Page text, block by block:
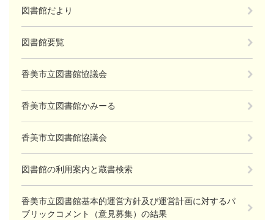
図書館だより
図書館要覧
香美市立図書館協議会
香美市立図書館かみーる
香美市立図書館協議会
図書館の利用案内と蔵書検索
香美市立図書館基本的運営方針及び運営計画に対するパ
ブリックコメント（意見募集）の結果